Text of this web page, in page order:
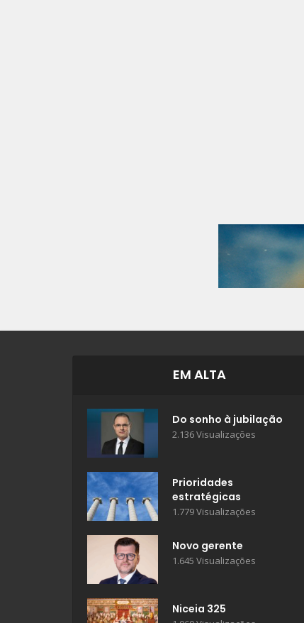
EM ALTA
Do sonho à jubilação
2.136 Visualizações
Prioridades
estratégicas
1.779 Visualizações
Novo gerente
1.645 Visualizações
Niceia 325